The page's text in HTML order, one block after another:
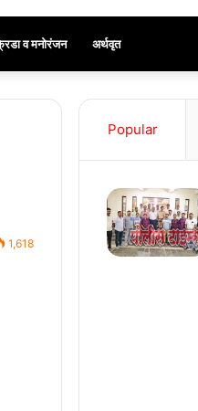
व मनोरंजन अर्थवृत
1,618
Popular